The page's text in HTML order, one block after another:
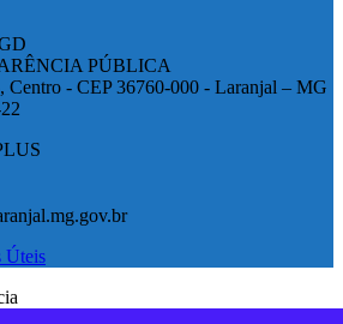
PÚBLICA
Centro - CEP 36760-000 - Laranjal – MG
Úteis